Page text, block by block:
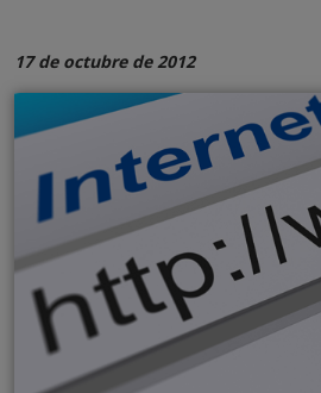
17 de octubre de 2012